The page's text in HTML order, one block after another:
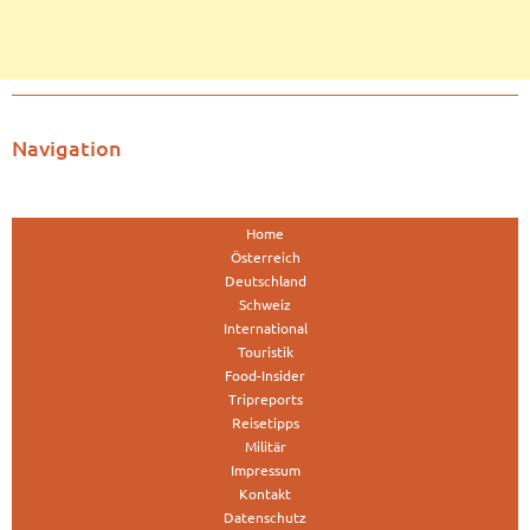
Navigation
Home
Österreich
Deutschland
Schweiz
International
Touristik
Food-Insider
Tripreports
Reisetipps
Militär
Impressum
Kontakt
Datenschutz